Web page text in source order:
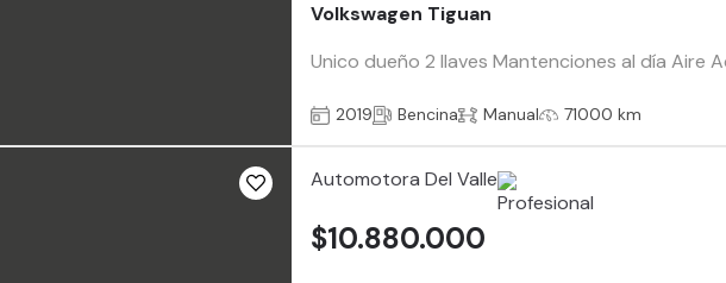
Volkswagen Tiguan
Unico dueño 2 llaves Mantenciones al día
2019 Bencina Manual 71000 km
Automotora Del Valle
$10.880.000